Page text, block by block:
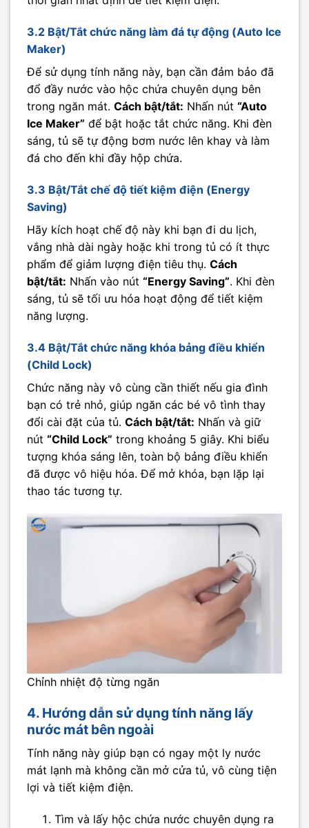
3.2 Bật/Tắt chức năng làm đá tự động (Auto Ice
Maker)
Để sử dụng tính năng này, bạn cần đảm bảo đã
đổ đầy nước vào hộc chứa chuyên dụng bên
trong ngăn mát. Cách bật/tắt: Nhấn nút “Auto
Ice Maker” để bật hoặc tắt chức năng. Khi đèn
sáng, tủ sẽ tự động bơm nước lên khay và làm
đá cho đến khi đầy hộp chứa.
3.3 Bật/Tắt chế độ tiết kiệm điện (Energy
Saving)
Hãy kích hoạt chế độ này khi bạn đi du lịch,
vắng nhà dài ngày hoặc khi trong tủ có ít thực
phẩm để giảm lượng điện tiêu thụ. Cách
bật/tắt: Nhấn vào nút “Energy Saving”. Khi đèn
sáng, tủ sẽ tối ưu hóa hoạt động để tiết kiệm
năng lượng.
3.4 Bật/Tắt chức năng khóa bảng điều khiển
(Child Lock)
Chức năng này vô cùng cần thiết nếu gia đình
bạn có trẻ nhỏ, giúp ngăn các bé vô tình thay
đổi cài đặt của tủ. Cách bật/tắt: Nhấn và giữ
nút “Child Lock” trong khoảng 5 giây. Khi biểu
tượng khóa sáng lên, toàn bộ bảng điều khiển
đã được vô hiệu hóa. Để mở khóa, bạn lặp lại
thao tác tương tự.
Chỉnh nhiệt độ từng ngăn
4. Hướng dẫn sử dụng tính năng lấy
nước mát bên ngoài
Tính năng này giúp bạn có ngay một ly nước
mát lạnh mà không cần mở cửa tủ, vô cùng tiện
lợi và tiết kiệm điện.
Tìm và lấy hộc chứa nước chuyên dụng ra